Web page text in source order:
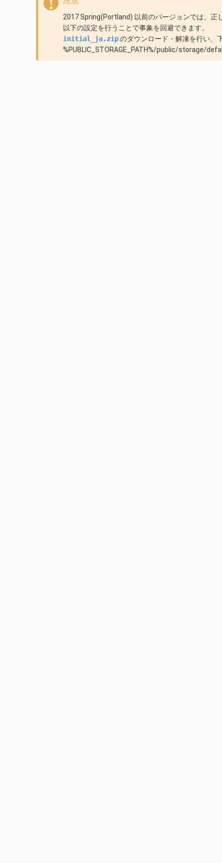
2017 Spring(Portland) 以前のバージョンでは、正
以下の設定を行うことで事象を回避できます。
initial_ja.zipのダウンロード・解凍を行い、
%PUBLIC_STORAGE_PATH%/public/storage/